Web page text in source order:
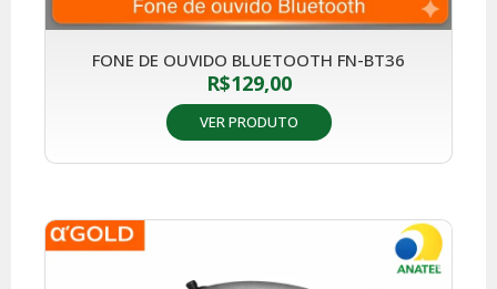
FONE DE OUVIDO BLUETOOTH FN-BT36
R$129,00
VER PRODUTO